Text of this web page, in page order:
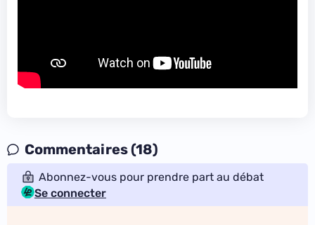
Commentaires (18)
Abonnez-vous pour prendre part au débat
Se connecter